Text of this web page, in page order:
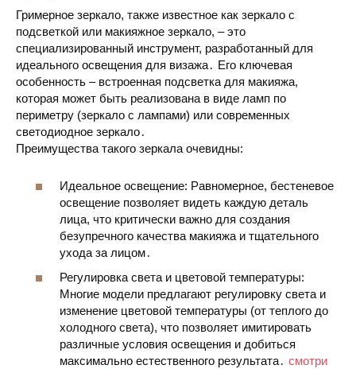
Гримерное зеркало, также известное как зеркало с
подсветкой или макияжное зеркало, – это
специализированный инструмент, разработанный для
идеального освещения для визажа․ Его ключевая
особенность – встроенная подсветка для макияжа,
которая может быть реализована в виде ламп по
периметру (зеркало с лампами) или современных
светодиодное зеркало․
Преимущества такого зеркала очевидны:
Идеальное освещение: Равномерное, бестеневое
освещение позволяет видеть каждую деталь
лица, что критически важно для создания
безупречного качества макияжа и тщательного
ухода за лицом․
Регулировка света и цветовой температуры:
Многие модели предлагают регулировку света и
изменение цветовой температуры (от теплого до
холодного света), что позволяет имитировать
различные условия освещения и добиться
максимально естественного результата․ смотри